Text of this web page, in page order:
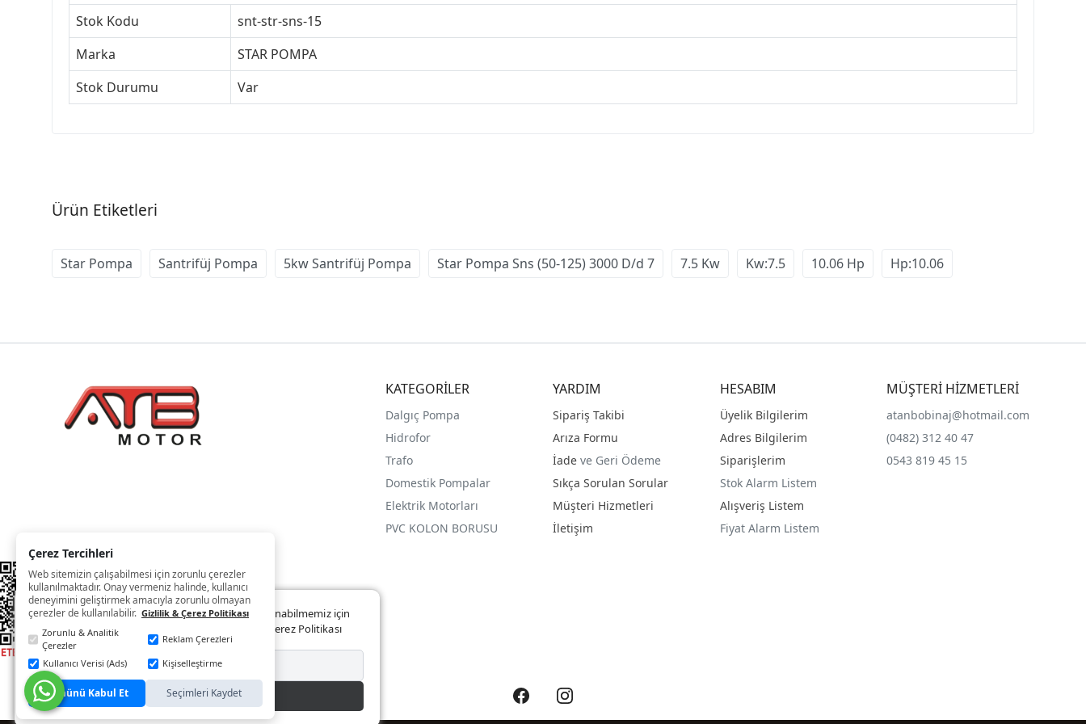
Web sitemizde size daha iyi ve kaliteli hizmet sunabilmemiz için
çerezler kullanılmaktadır. Detaylar:
Gizlilik ve Çerez Politikası
Reddet
Kabul Et
Stok Kodu
snt-str-sns-15
Marka
STAR POMPA
Stok Durumu
Var
Ürün Etiketleri
Star Pompa Santrifüj Pompa 5kw Santrifüj Pompa Star Pompa Sns (50-125) 3000 D/d 7 7.5 Kw Kw:7.5 10.06 Hp Hp:10.06
KATEGORİLER
Dalgıç Pompa
Hidrofor
Trafo
Domestik Pompalar
Elektrik Motorları
PVC KOLON BORUSU
YARDIM
Sipariş Takibi
Arıza Formu
İade ve Geri Ödeme
Sıkça Sorulan Sorular
Müşteri Hizmetleri
İletişim
HESABIM
Üyelik Bilgilerim
Adres Bilgilerim
Siparişlerim
Stok Alarm Listem
Alışveriş Listem
Fiyat Alarm Listem
MÜŞTERİ HİZMETLERİ
atanbobinaj@hotmail.com
(0482) 312 40 47
0543 819 45 15
Çerez Tercihleri
Web sitemizin çalışabilmesi için zorunlu çerezler
kullanılmaktadır. Onay vermeniz halinde, kullanıcı
deneyimini geliştirmek amacıyla zorunlu olmayan
çerezler de kullanılabilir. Gizlilik & Çerez Politikası
Zorunlu & Analitik
Çerezler
Reklam Çerezleri
Kullanıcı Verisi (Ads)
Kişiselleştirme
Tümünü Kabul Et Seçimleri Kaydet